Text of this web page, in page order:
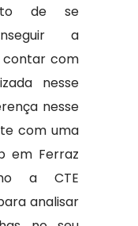
de se
a
contar com
nesse
nesse
com uma
em Ferraz
a CTE
analisar